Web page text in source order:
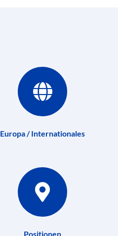
Europa / Internationales
Positionen